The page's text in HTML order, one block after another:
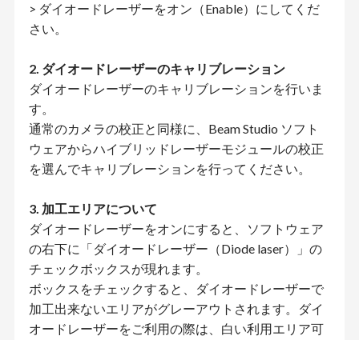
> ダイオードレーザーをオン（Enable）にしてくだ
さい。
2. ダイオードレーザーのキャリブレーション
ダイオードレーザーのキャリブレーションを行いま
す。
通常のカメラの校正と同様に、Beam Studio ソフト
ウェアからハイブリッドレーザーモジュールの校正
を選んでキャリブレーションを行ってください。
3. 加工エリアについて
ダイオードレーザーをオンにすると、ソフトウェア
の右下に「ダイオードレーザー（Diode laser）」の
チェックボックスが現れます。
ボックスをチェックすると、ダイオードレーザーで
加工出来ないエリアがグレーアウトされます。ダイ
オードレーザーをご利用の際は、白い利用エリア可